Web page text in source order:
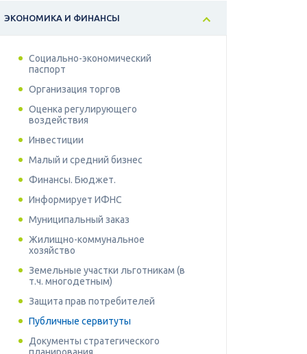
ЭКОНОМИКА И ФИНАНСЫ
Социально-экономический
паспорт
Организация торгов
Оценка регулирующего
воздействия
Инвестиции
Малый и средний бизнес
Финансы. Бюджет.
Информирует ИФНС
Муниципальный заказ
Жилищно-коммунальное
хозяйство
Земельные участки льготникам (в
т.ч. многодетным)
Защита прав потребителей
Публичные сервитуты
Документы стратегического